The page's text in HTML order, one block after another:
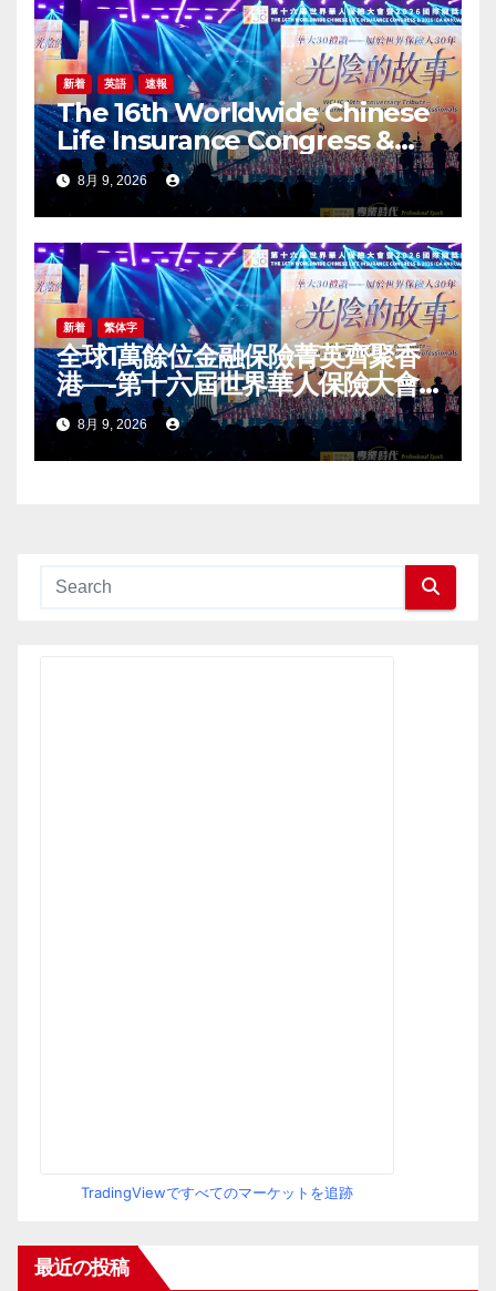
新着 英語 速報
The 16th Worldwide Chinese
Life Insurance Congress &
2026 International Dragon
Award (IDA) Annual
Conference Grandly Held
8月 9, 2026
新着 繁体字
全球1萬餘位金融保險菁英齊聚香
港—-第十六屆世界華人保險大會
暨2026國際龍獎IDA年會盛大舉
辦8月 9, 2026
TradingViewですべてのマーケットを追跡
最近の投稿